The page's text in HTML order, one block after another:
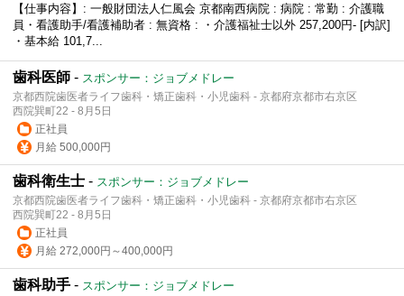
【仕事内容】: 一般財団法人仁風会 京都南西病院 : 病院 : 常勤 : 介護職
員・看護助手/看護補助者 : 無資格 : ・介護福祉士以外 257,200円- [内訳]
・基本給 101,7...
歯科医師 - スポンサー：ジョブメドレー
京都西院歯医者ライフ歯科・矯正歯科・小児歯科 - 京都府京都市右京区
西院巽町22 - 8月5日
正社員
月給 500,000円
歯科衛生士 - スポンサー：ジョブメドレー
京都西院歯医者ライフ歯科・矯正歯科・小児歯科 - 京都府京都市右京区
西院巽町22 - 8月5日
正社員
月給 272,000円～400,000円
歯科助手 - スポンサー：ジョブメドレー